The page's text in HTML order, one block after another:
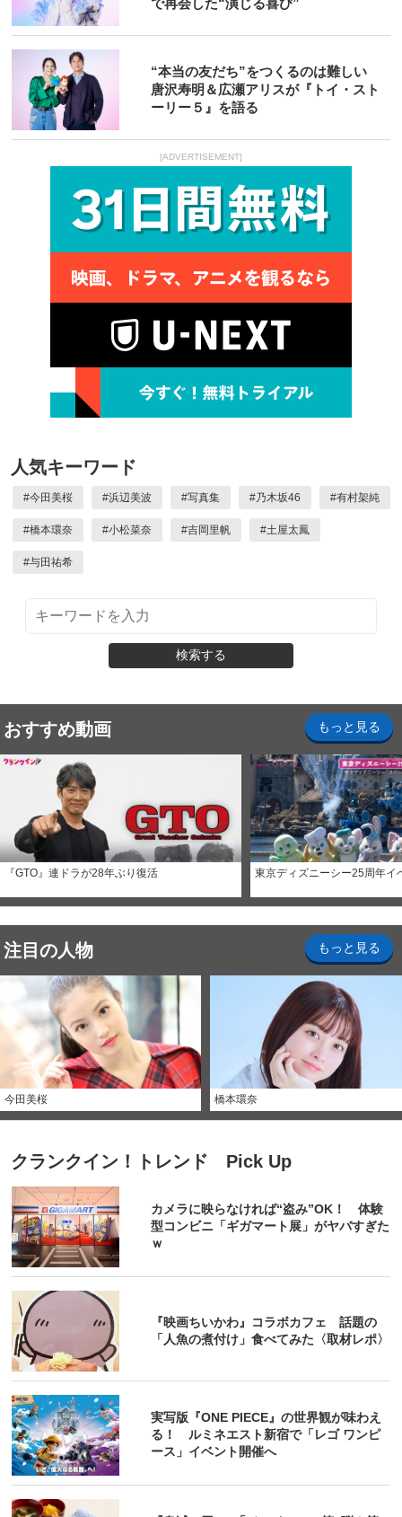
で再会した“演じる喜び”
“本当の友だち”をつくるのは難しい
唐沢寿明＆広瀬アリスが『トイ・スト
ーリー５』を語る
[ADVERTISEMENT]
人気キーワード
#今田美桜 #浜辺美波 #写真集 #乃木坂46 #有村架純
#橋本環奈 #小松菜奈 #吉岡里帆 #土屋太鳳
#与田祐希
検索する
おすすめ動画 もっと見る
『GTO』連ドラが28年ぶり復活 東京ディズニーシー25周年イ
注目の人物 もっと見る
今田美桜 橋本環奈
クランクイン！トレンド Pick Up
カメラに映らなければ“盗み”OK！ 体験
型コンビニ「ギガマート展」がヤバすぎた
ｗ
『映画ちいかわ』コラボカフェ 話題の
「人魚の煮付け」食べてみた〈取材レポ〉
実写版『ONE PIECE』の世界観が味わえ
る！ ルミネエスト新宿で「レゴ ワンピ
ース」イベント開催へ